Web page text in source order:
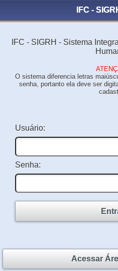
IFC -
IFC - SIGRH - Sistema
O sistema diferencia letras
senha, portanto ela deve ser
Usuário:
Senha:
Acessar